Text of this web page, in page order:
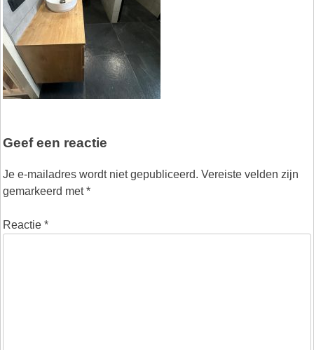
Geef een reactie
Je e-mailadres wordt niet gepubliceerd. Vereiste velden zijn
gemarkeerd met*
Reactie *